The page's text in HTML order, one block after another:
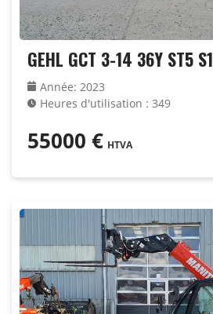
GEHL GCT 3-14 36Y ST5 S1
Année: 2023
Heures d'utilisation : 349
55000 € HTVA